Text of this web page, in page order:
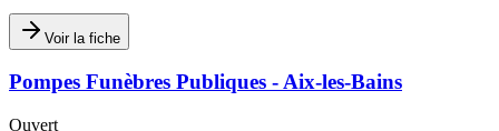
Voir la fiche
Pompes Funèbres Publiques - Aix-les-Bains
Ouvert